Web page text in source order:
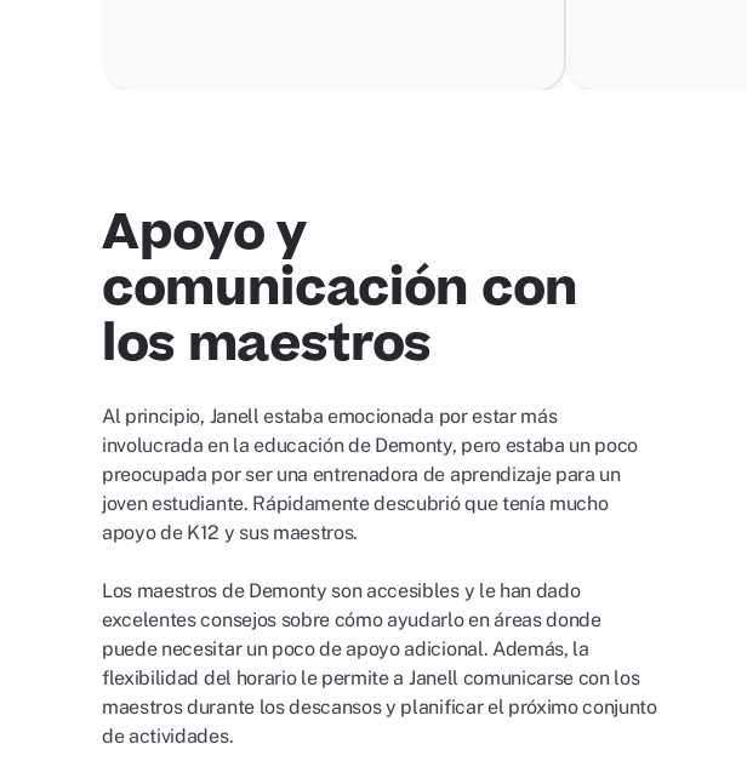
Apoyo y
comunicación con
los maestros
Al principio, Janell estaba emocionada por estar más
involucrada en la educación de Demonty, pero estaba un poco
preocupada por ser una entrenadora de aprendizaje para un
joven estudiante. Rápidamente descubrió que tenía mucho
apoyo de K12 y sus maestros.
Los maestros de Demonty son accesibles y le han dado
excelentes consejos sobre cómo ayudarlo en áreas donde
puede necesitar un poco de apoyo adicional. Además, la
flexibilidad del horario le permite a Janell comunicarse con los
maestros durante los descansos y planificar el próximo conjunto
de actividades.